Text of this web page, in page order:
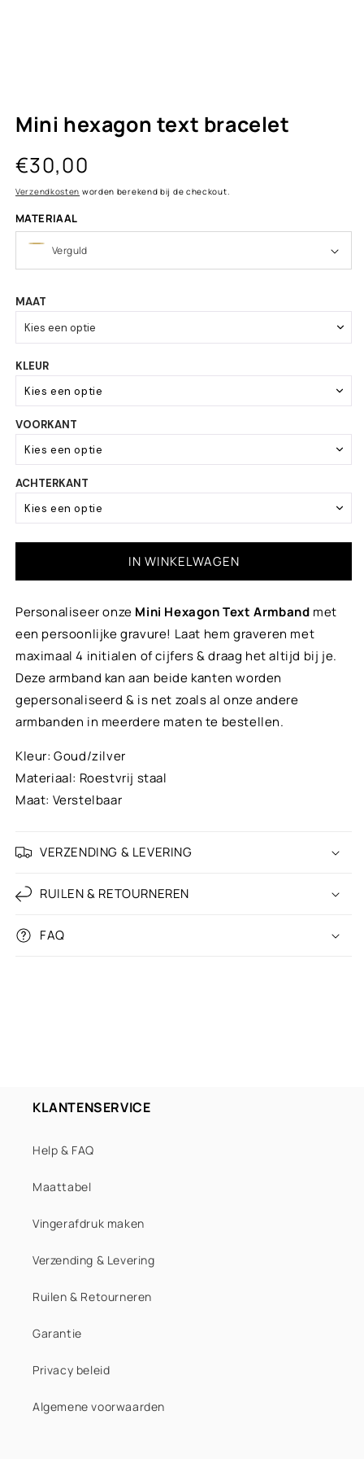
Mini hexagon text bracelet
Normale
prijs
€30,00
Verzendkosten worden berekend bij de checkout.
MATERIAAL
MAAT
KLEUR
Kies een optie
White
Ivory
Beige
Trendy gold & white
Gold
Dark gold
Gold brown
Chocolate brown
Leopard
Mint green
Trendy turquoise & white
Neon yellow
Trendy double blue
Dark blue
VOORKANT
Kies een optie
Standaard tekst
ACHTERKANT
Kies een optie
Geen
Standaard tekst + €5,00
IN WINKELWAGEN
Personaliseer onze Mini Hexagon Text Armband met
een persoonlijke gravure! Laat hem graveren met
maximaal 4 initialen of cijfers & draag het altijd bij je.
Deze armband kan aan beide kanten worden
gepersonaliseerd & is net zoals al onze andere
armbanden in meerdere maten te bestellen.
Kleur: Goud/zilver
Materiaal: Roestvrij staal
Maat: Verstelbaar
VERZENDING & LEVERING
RUILEN & RETOURNEREN
FAQ
KLANTENSERVICE
Help & FAQ
Maattabel
Vingerafdruk maken
Verzending & Levering
Ruilen & Retourneren
Garantie
Privacy beleid
Algemene voorwaarden